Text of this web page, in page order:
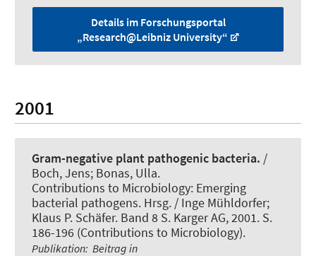
Details im Forschungsportal
„Research@Leibniz University“
2001
Gram-negative plant pathogenic bacteria. /
Boch, Jens; Bonas, Ulla.
Contributions to Microbiology: Emerging
bacterial pathogens. Hrsg. / Inge Mühldorfer;
Klaus P. Schäfer. Band 8 S. Karger AG, 2001. S.
186-196 (Contributions to Microbiology).
Publikation: Beitrag in